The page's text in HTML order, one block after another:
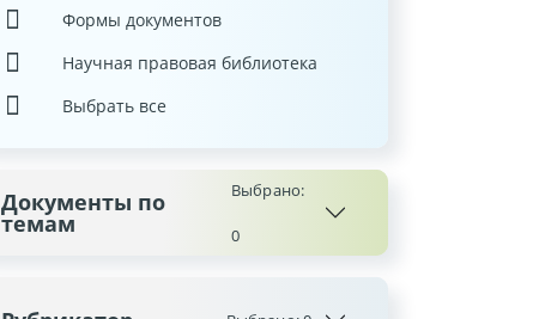
Формы документов
Научная правовая библиотека
Выбрать все
Документы по
темам
Выбрано:
0